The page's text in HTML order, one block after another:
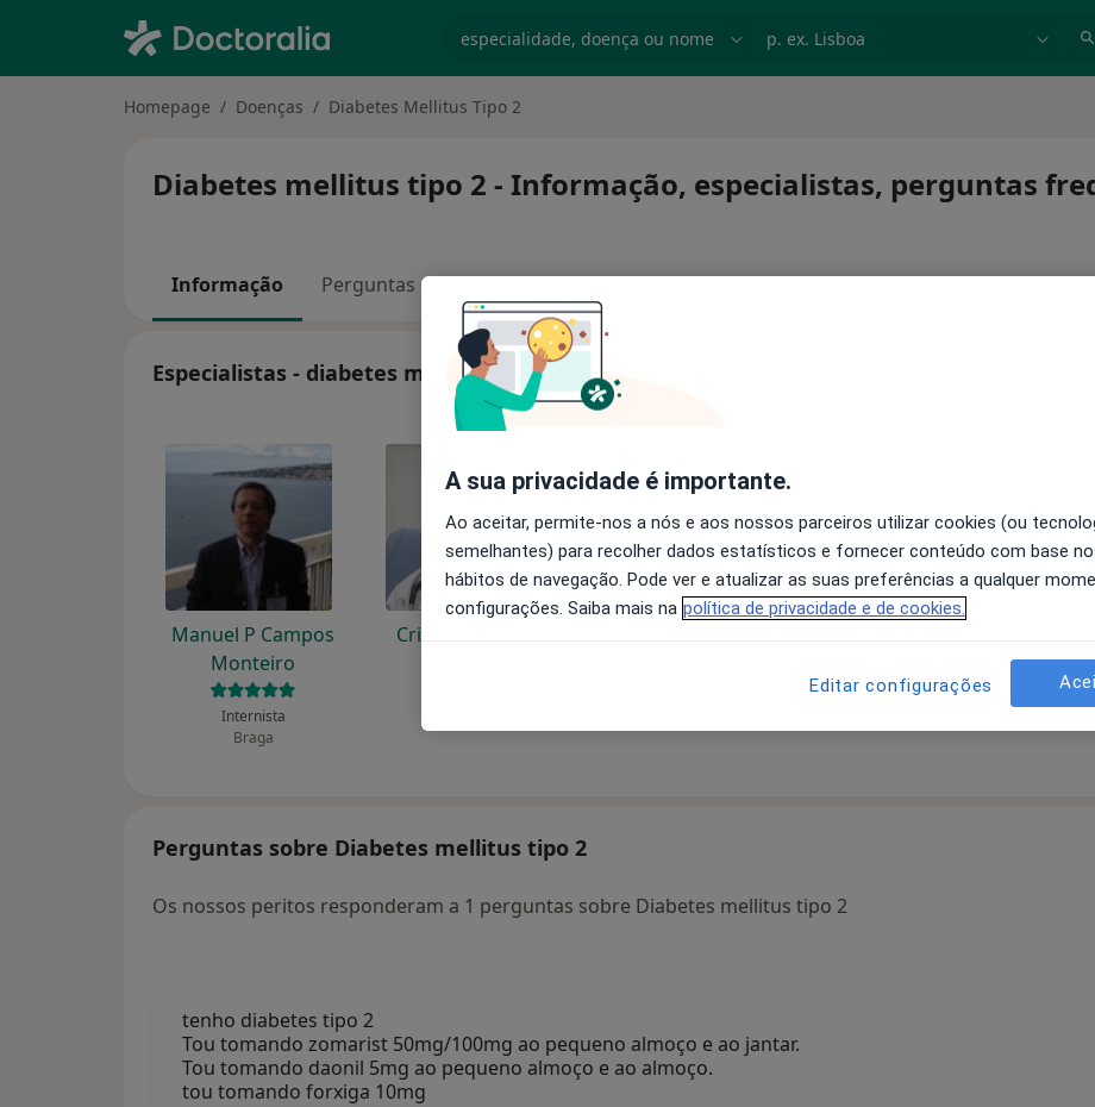
Homepage Doenças Diabetes Mellitus Tipo 2
Diabetes mellitus tipo 2 - Informação, especialistas, perguntas
Informação Perguntas & Respostas
Especialistas - diabetes mellitus tipo 2
Manuel P Campos
Monteiro
Internista
Braga
Cristina Sequeira
Clínico geral
A
Perguntas sobre Diabetes mellitus tipo 2
Os nossos peritos responderam a 1 perguntas sobre Diabetes mellitus tipo 2
tenho diabetes tipo 2
Tou tomando zomarist 50mg/100mg ao pequeno almoço e ao jantar.
Tou tomando daonil 5mg ao pequeno almoço e ao almoço.
tou tomando forxiga 10mg
A sua privacidade é importante.
Ao aceitar, permite-nos a nós e aos nossos parceiros utilizar cookies (ou
semelhantes) para recolher dados estatísticos e fornecer conteúdo com base
hábitos de navegação. Pode ver e atualizar as suas preferências a qualquer
configurações. Saiba mais na política de privacidade e de cookies.
Editar configurações